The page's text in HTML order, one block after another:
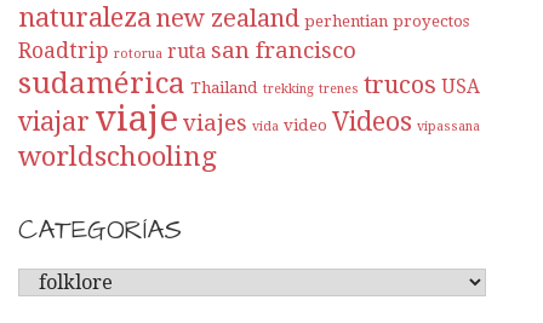
naturaleza new zealand perhentian proyectos
Roadtrip rotorua ruta san francisco
sudamérica Thailand trekking trenes trucos USA
viajar viaje viajes vida video Videos vipassana
worldschooling
CATEGORÍAS